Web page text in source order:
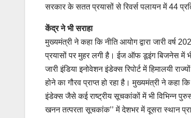
सरकार के सतत प्रयासों से रिवर्स पलायन में 44
केंद्र ने भी सराहा
मुख्यमंत्री ने कहा कि नीति आयोग द्वारा जारी
प्रयासों पर मुहर लगी है। ईज ऑफ डूइंग बिजनेस में भी
जारी इंडिया इनोवेशन इंडेक्स रिपोर्ट में हिमालयी
होने का गौरव प्राप्त हो रहा है। मुख्यमंत्री ने
इंडेक्स जैसे कई राष्ट्रीय सूचकांकों में भी विभिन्न
खनन तत्परता सूचकांक’’ में देशभर में दूसरा स्थान